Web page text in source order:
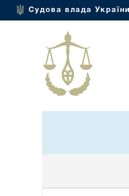
Судова влада України